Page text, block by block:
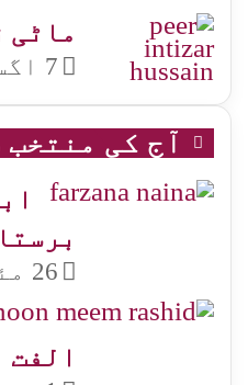
ماٹی
7 اگست, 2026
آج کی منتخب
26 مئی, 2020
الفت